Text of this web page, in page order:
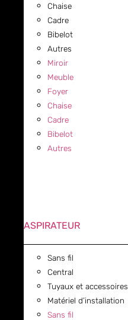
Chaise
Cadre
Bibelot
Autres
Miroir
Meuble
Foyer
Chaise
Cadre
Bibelot
Autres
ASPIRATEUR
Sans fil
Central
Tuyaux et accessoires
Matériel d’installation
Sans fil